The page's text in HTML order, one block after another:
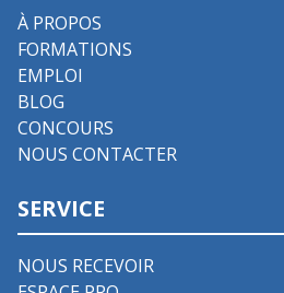
À PROPOS
FORMATIONS
EMPLOI
BLOG
CONCOURS
NOUS CONTACTER
SERVICE
NOUS RECEVOIR